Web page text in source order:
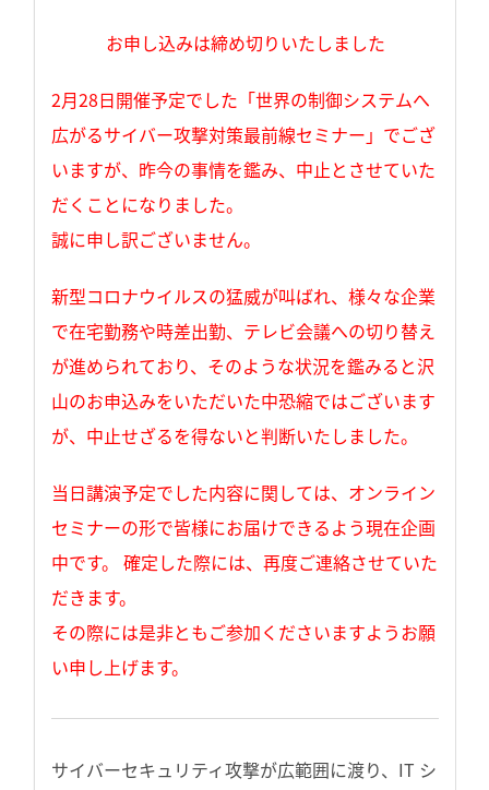
お申し込みは締め切りいたしました
2月28日開催予定でした「世界の制御システムへ
広がるサイバー攻撃対策最前線セミナー」でござ
いますが、昨今の事情を鑑み、中止とさせていた
だくことになりました。
誠に申し訳ございません。
新型コロナウイルスの猛威が叫ばれ、様々な企業
で在宅勤務や時差出勤、テレビ会議への切り替え
が進められており、そのような状況を鑑みると沢
山のお申込みをいただいた中恐縮ではございます
が、中止せざるを得ないと判断いたしました。
当日講演予定でした内容に関しては、オンライン
セミナーの形で皆様にお届けできるよう現在企画
中です。 確定した際には、再度ご連絡させていた
だきます。
その際には是非ともご参加くださいますようお願
い申し上げます。
サイバーセキュリティ攻撃が広範囲に渡り、IT シ